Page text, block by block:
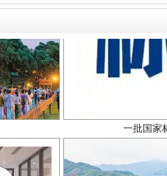
一批国家